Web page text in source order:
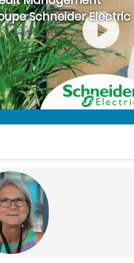
Schneider Electric